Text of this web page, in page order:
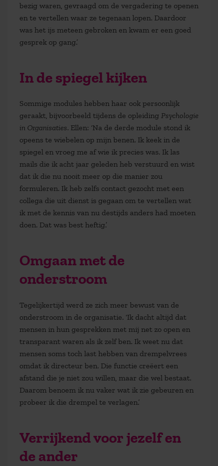
bezig waren, gevraagd om de vergadering te openen
en te vertellen waar ze tegenaan lopen. Daardoor
was het ijs meteen gebroken en kwam er een goed
gesprek op gang.’
In de spiegel kijken
Sommige modules hebben haar ook persoonlijk
geraakt, bijvoorbeeld tijdens de opleiding Psychologie
in Organisaties. Ellen: ‘Na de derde module stond ik
opeens te wiebelen op mijn benen. Ik keek in de
spiegel en vroeg me af wie ik precies was. Ik las
mails die ik acht jaar geleden heb verstuurd en wist
dat ik die nu nooit meer op die manier zou
formuleren. Ik heb zelfs contact gezocht met een
collega die uit dienst is gegaan om te vertellen wat
ik met de kennis van nu destijds anders had moeten
doen. Dat was best heftig.’
Omgaan met de
onderstroom
Tegelijkertijd werd ze zich meer bewust van de
onderstroom in de organisatie. ‘Ik dacht altijd dat
mensen in hun gesprekken met mij net zo open en
transparant waren als ik zelf ben. Ik weet nu dat
mensen soms toch last hebben van drempelvrees
omdat ik directeur ben. Die functie creëert een
afstand die je niet zou willen, maar die wel bestaat.
Daarom benoem ik nu vaker wat ik zie gebeuren en
probeer ik die drempel te verlagen.’
Verrijkend voor jezelf en
de ander